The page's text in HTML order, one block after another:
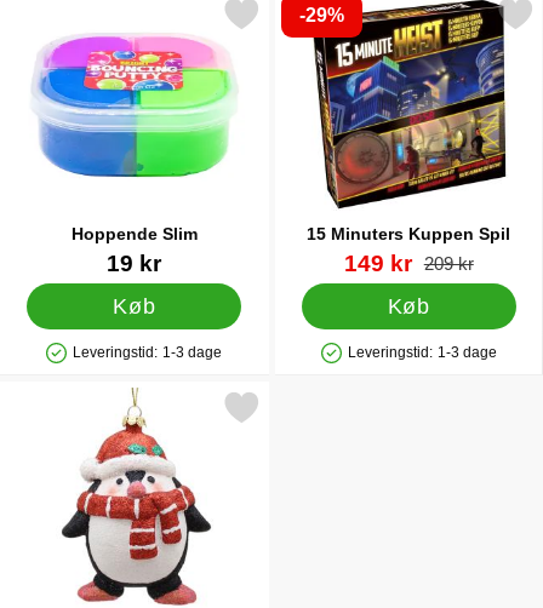
Hoppende Slim
Varenr 3274719 kr
Køb
Produkttilgængelighed: På lager
Leveringstid: 1-3 dage
Markér hoppende Slim som favorit
-29%
15 Minuters Kuppen Spil
Varenr 32829
pris
149 kr pris
209 kr
Køb
Produkttilgængelighed: På lager
Leveringstid: 1-3 dage
Markér 15 Minuters
Markér juletrepynt Pingvin Sort som favorit